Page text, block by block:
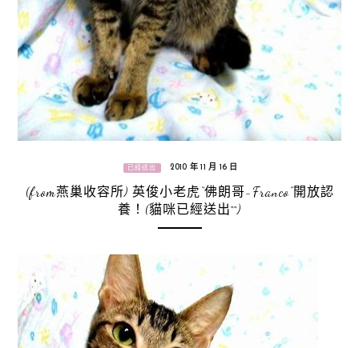
已經送出 2010 年 11 月 16 日
(from燕巢收容所) 英俊小老虎“佛朗哥-Franco”開放認
養！(貓咪已經送出^^)